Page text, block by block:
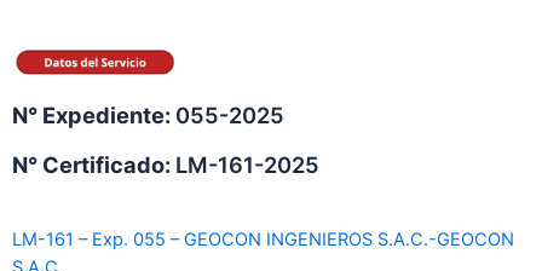
N° Expediente: 055-2025
N° Certificado: LM-161-2025
LM-161 – Exp. 055 – GEOCON INGENIEROS S.A.C.-GEOCON